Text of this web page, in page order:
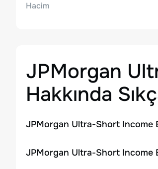
Hacim
JPMorgan
Hakkında
JPMorgan Ultra-Short Income
JPMorgan Ultra-Short Income